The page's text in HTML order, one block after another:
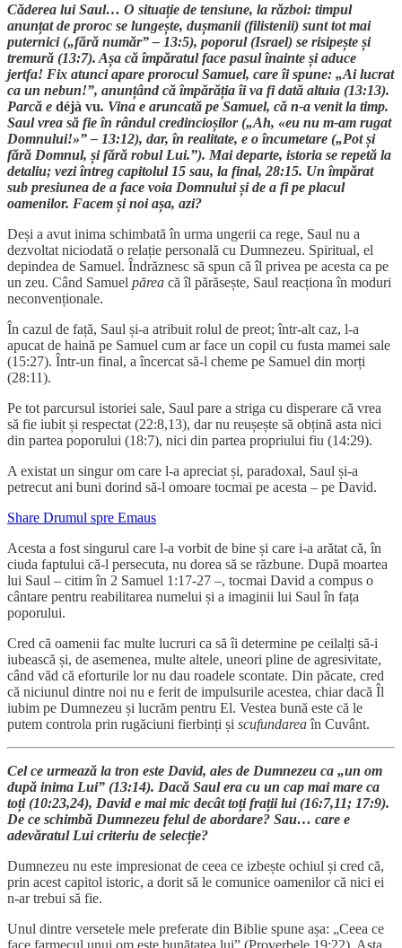
Căderea lui Saul… O situație de tensiune, la război: timpul
anunțat de proroc se lungește, dușmanii (filistenii) sunt tot mai
puternici („fără număr” – 13:5), poporul (Israel) se risipește și
tremură (13:7). Așa că împăratul face pasul înainte și aduce
jertfa! Fix atunci apare prorocul Samuel, care îi spune: „Ai lucrat
ca un nebun!”, anunțând că împărăția îi va fi dată altuia (13:13).
Parcă e déjà vu. Vina e aruncată pe Samuel, că n-a venit la timp.
Saul vrea să fie în rândul credincioșilor („Ah, «eu nu m-am rugat
Domnului!»” – 13:12), dar, în realitate, e o încumetare („Pot și
fără Domnul, și fără robul Lui.”). Mai departe, istoria se repetă la
detaliu; vezi întreg capitolul 15 sau, la final, 28:15. Un împărat
sub presiunea de a face voia Domnului și de a fi pe placul
oamenilor. Facem și noi așa, azi?
Deși a avut inima schimbată în urma ungerii ca rege, Saul nu a
dezvoltat niciodată o relație personală cu Dumnezeu. Spiritual, el
depindea de Samuel. Îndrăznesc să spun că îl privea pe acesta ca pe
un zeu. Când Samuel părea că îl părăsește, Saul reacționa în moduri
neconvenționale.
În cazul de față, Saul și-a atribuit rolul de preot; într-alt caz, l-a
apucat de haină pe Samuel cum ar face un copil cu fusta mamei sale
(15:27). Într-un final, a încercat să-l cheme pe Samuel din morți
(28:11).
Pe tot parcursul istoriei sale, Saul pare a striga cu disperare că vrea
să fie iubit și respectat (22:8,13), dar nu reușește să obțină asta nici
din partea poporului (18:7), nici din partea propriului fiu (14:29).
A existat un singur om care l-a apreciat și, paradoxal, Saul și-a
petrecut ani buni dorind să-l omoare tocmai pe acesta – pe David.
Share Drumul spre Emaus
Acesta a fost singurul care l-a vorbit de bine și care i-a arătat că, în
ciuda faptului că-l persecuta, nu dorea să se răzbune. După moartea
lui Saul – citim în 2 Samuel 1:17-27 –, tocmai David a compus o
cântare pentru reabilitarea numelui și a imaginii lui Saul în fața
poporului.
Cred că oamenii fac multe lucruri ca să îi determine pe ceilalți să-i
iubească și, de asemenea, multe altele, uneori pline de agresivitate,
când văd că eforturile lor nu dau roadele scontate. Din păcate, cred
că niciunul dintre noi nu e ferit de impulsurile acestea, chiar dacă Îl
iubim pe Dumnezeu și lucrăm pentru El. Vestea bună este că le
putem controla prin rugăciuni fierbinți și scufundareaîn Cuvânt.
Cel ce urmează la tron este David, ales de Dumnezeu ca „un om
după inima Lui” (13:14). Dacă Saul era cu un cap mai mare ca
toți (10:23,24), David e mai mic decât toți frații lui (16:7,11; 17:9).
De ce schimbă Dumnezeu felul de abordare? Sau… care e
adevăratul Lui criteriu de selecție?
Dumnezeu nu este impresionat de ceea ce izbește ochiul și cred că,
prin acest capitol istoric, a dorit să le comunice oamenilor că nici ei
n-ar trebui să fie.
Unul dintre versetele mele preferate din Biblie spune așa: „Ceea ce
face farmecul unui om este bunătatea lui” (Proverbele 19:22). Asta